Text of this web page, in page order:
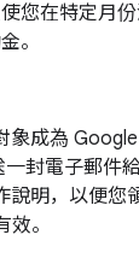
您在特定月
。
象成為
封電子郵件
說明，以便您
。